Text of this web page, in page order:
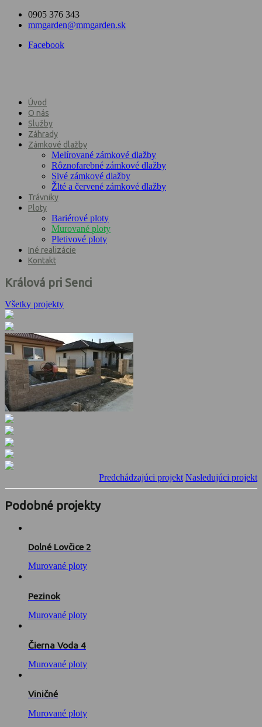
0905 376 343
mmgarden@mmgarden.sk
Facebook
Úvod
O nás
Služby
Záhrady
Zámkové dlažby
Melírované zámkové dlažby
Rôznofarebné zámkové dlažby
Sivé zámkové dlažby
Žlté a červené zámkové dlažby
Trávniky
Ploty
Bariérové ploty
Murované ploty
Pletivové ploty
Iné realizácie
Kontakt
Králová pri Senci
Všetky projekty
Predchádzajúci projekt Nasledujúci projekt
Podobné projekty
Dolné Lovčice 2
Murované ploty
Pezinok
Murované ploty
Čierna Voda 4
Murované ploty
Viničné
Murované ploty